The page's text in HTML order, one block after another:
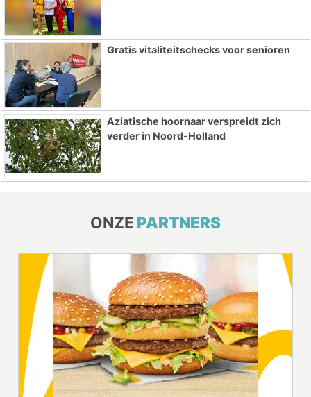
Gratis vitaliteitschecks voor senioren
Aziatische hoornaar verspreidt zich
verder in Noord-Holland
ONZE PARTNERS